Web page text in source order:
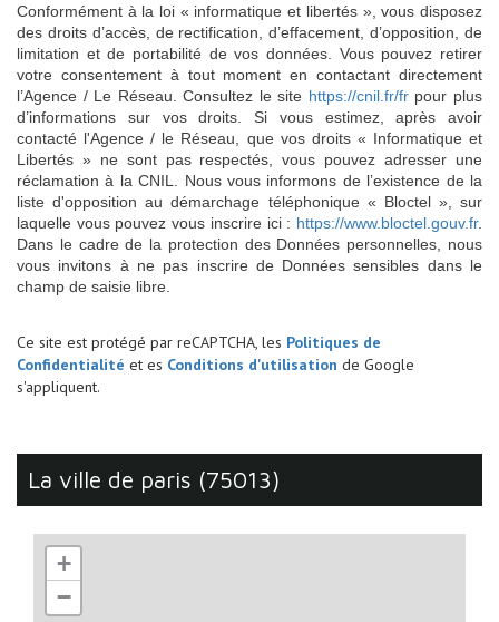
Conformément à la loi « informatique et libertés », vous disposez
des droits d’accès, de rectification, d’effacement, d’opposition, de
limitation et de portabilité de vos données. Vous pouvez retirer
votre consentement à tout moment en contactant directement
l’Agence / Le Réseau. Consultez le site https://cnil.fr/frpour plus
d’informations sur vos droits. Si vous estimez, après avoir
contacté l'Agence / le Réseau, que vos droits « Informatique et
Libertés » ne sont pas respectés, vous pouvez adresser une
réclamation à la CNIL. Nous vous informons de l’existence de la
liste d'opposition au démarchage téléphonique « Bloctel », sur
laquelle vous pouvez vous inscrire ici : https://www.bloctel.gouv.fr.
Dans le cadre de la protection des Données personnelles, nous
vous invitons à ne pas inscrire de Données sensibles dans le
champ de saisie libre.
Ce site est protégé par reCAPTCHA, les Politiques de
Confidentialité et es Conditions d'utilisation de Google
s'appliquent.
la ville de paris (75013)
+
−